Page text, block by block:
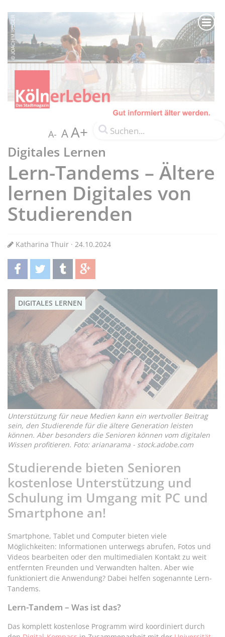
A- AA+
Digitales Lernen
Lern-Tandems – Ältere
lernen Digitales von
Studierenden
Katharina Thuir · 24.10.2024
teilentwittern teilen teilen
DIGITALES LERNEN
Unterstützung für neue Medien kann ein wertvoller Beitrag
sein, den Studierende für die ältere Generation leisten
können. Aber besonders die Senioren können vom digitalen
Wissen profitieren. Foto: arianarama - stock.adobe.com
Studierende bieten Senioren
kostenlose Unterstützung und
Schulung im Umgang mit PC und
Smartphone an!
Smartphone, Tablet und Computer bieten viele
Möglichkeiten: Informationen unterwegs abrufen, Fotos und
Videos bearbeiten oder den multimedialen Kontakt zu weit
entfernten Freunden und Verwandten halten. Aber wie
funktioniert die Anwendung? Dabei helfen sogenannte Lern-
Tandems.
Lern-Tandem – Was ist das?
Das komplett kostenlose Programm wird koordiniert durch